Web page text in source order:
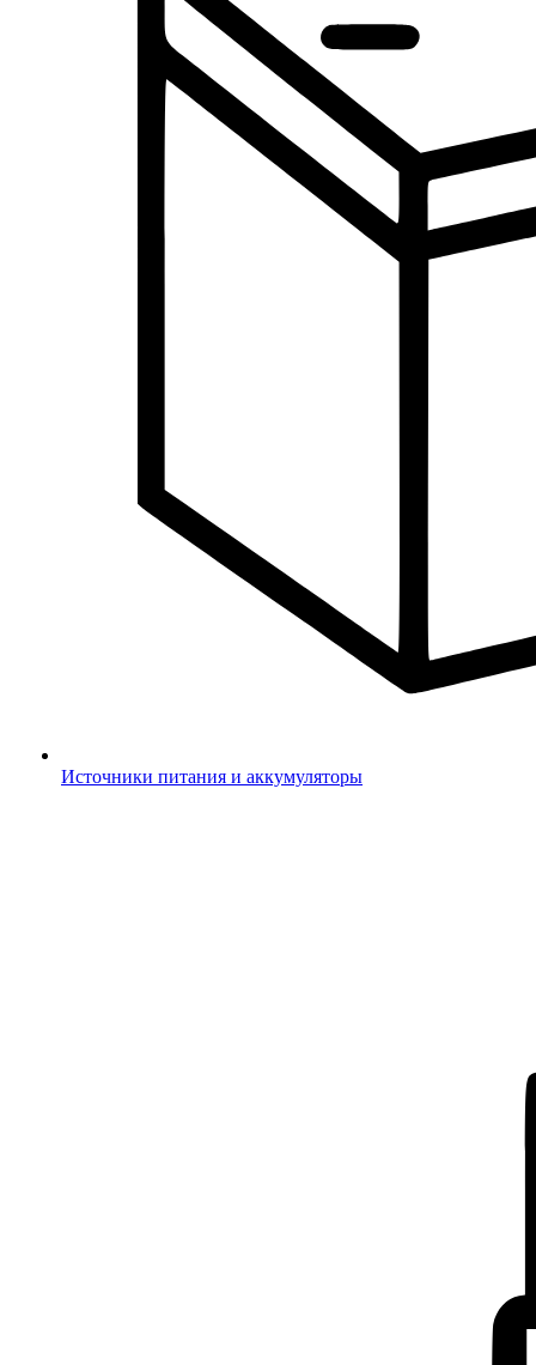
Источники питания и аккумуляторы